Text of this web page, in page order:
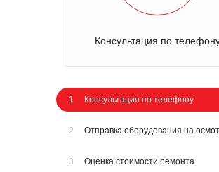
Консультация по
1 Консультация по телефону
2 Отправка оборудования на
3 Оценка стоимости ремонта